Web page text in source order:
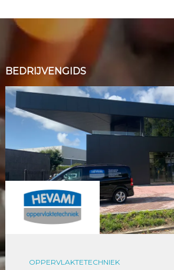
BEDRIJVENGIDS
OPPERVLAKTETECHNIEK